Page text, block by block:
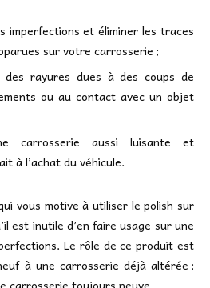
imperfections et éliminer les traces
sur votre carrosserie ;
rayures dues à des coups de
ou au contact avec un objet
carrosserie aussi luisante et
à l’achat du véhicule.
vous motive à utiliser le polish sur
est inutile d’en faire usage sur une
Le rôle de ce produit est
à une carrosserie déjà altérée ;